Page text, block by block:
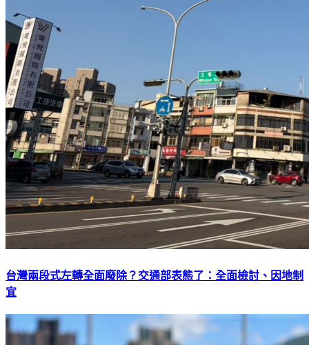
台灣兩段式左轉全面廢除？交通部表態了：全面檢討、因地制
宜